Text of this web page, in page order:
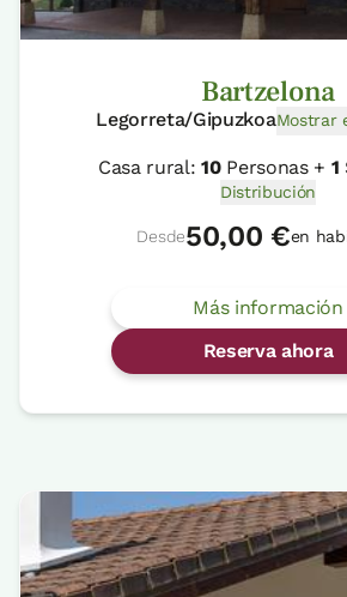
Bartzelona
Legorreta/GipuzkoaMostrar
Casa rural:10Personas + 1
Distribución
Desde50,00 €en
Más información
Reserva ahora